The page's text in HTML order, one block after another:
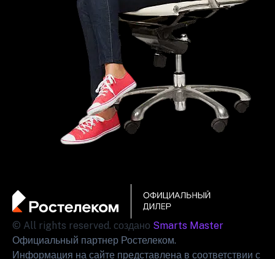
© All rights reserved. создано Smarts Master
Официальный партнер Ростелеком.
Информация на сайте представлена в соответствии с